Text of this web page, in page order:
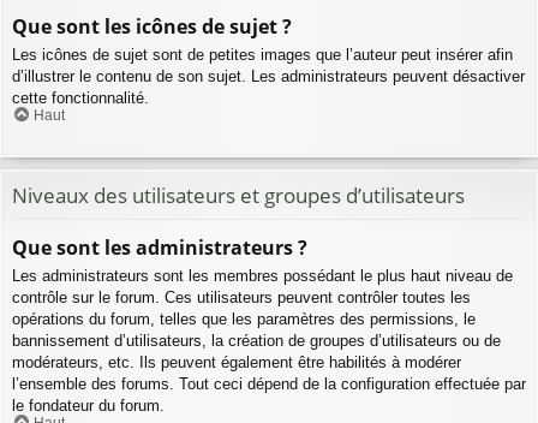
Que sont les icônes de sujet ?
Les icônes de sujet sont de petites images que l’auteur peut insérer afin
d’illustrer le contenu de son sujet. Les administrateurs peuvent désactiver
cette fonctionnalité.
Haut
Niveaux des utilisateurs et groupes d’utilisateurs
Que sont les administrateurs ?
Les administrateurs sont les membres possédant le plus haut niveau de
contrôle sur le forum. Ces utilisateurs peuvent contrôler toutes les
opérations du forum, telles que les paramètres des permissions, le
bannissement d’utilisateurs, la création de groupes d’utilisateurs ou de
modérateurs, etc. Ils peuvent également être habilités à modérer
l’ensemble des forums. Tout ceci dépend de la configuration effectuée par
le fondateur du forum.